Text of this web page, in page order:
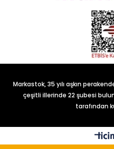
Markastok, 35 yılı aşkın
çeşitli illerinde 22 şubesi
tarafından